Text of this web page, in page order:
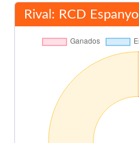
Rival: RCD Espanyol